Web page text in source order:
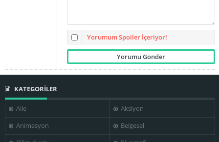
Mike Starr Ralph Tabakin
Farnsworth
Yorumum Spoiler İçeriyor!
KATEGORİLER
Aile
Aksiyon
Animasyon
Belgesel